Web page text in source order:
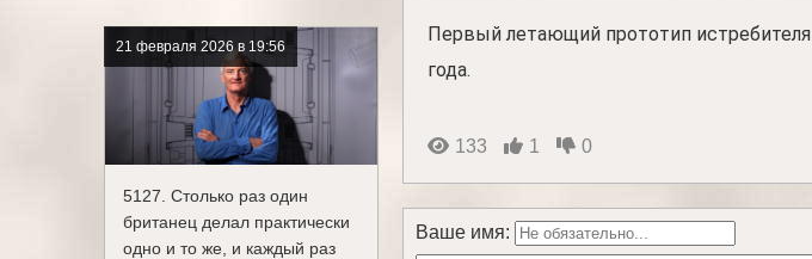
21 февраля 2026 в 19:56
5127. Столько раз один
британец делал практически
одно и то же, и каждый раз
Первый летающий прототип истребителя
года.
133 1 0
Ваше имя: